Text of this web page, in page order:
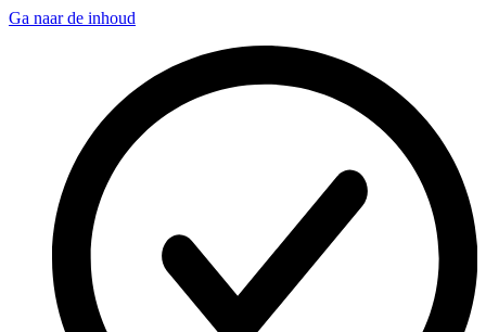
Ga naar de inhoud